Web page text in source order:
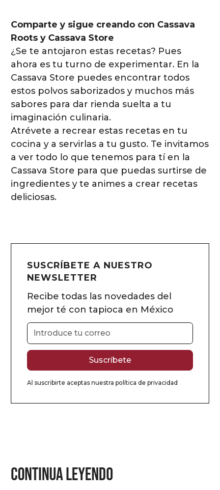
Comparte y sigue creando con Cassava
Roots y Cassava Store
¿Se te antojaron estas recetas? Pues
ahora es tu turno de experimentar. En la
Cassava Store puedes encontrar todos
estos polvos saborizados y muchos más
sabores para dar rienda suelta a tu
imaginación culinaria.
Atrévete a recrear estas recetas en tu
cocina y a servirlas a tu gusto. Te invitamos
a ver todo lo que tenemos para tí en la
Cassava Store para que puedas surtirse de
ingredientes y te animes a crear recetas
deliciosas.
SUSCRÍBETE A NUESTRO
NEWSLETTER
Recibe todas las novedades del
mejor té con tapioca en México
Al suscribirte aceptas nuestrapolítica de privacidad
CONTINUA LEYENDO